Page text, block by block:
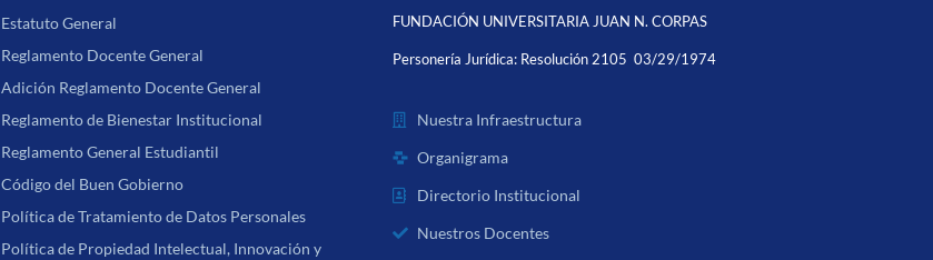
Estatuto General
Reglamento Docente General
Adición Reglamento Docente General
Reglamento de Bienestar Institucional
Reglamento General Estudiantil
Código del Buen Gobierno
Política de Tratamiento de Datos Personales
Política de Propiedad Intelectual, Innovación y
FUNDACIÓN UNIVERSITARIA JUAN N. CORPAS
Personería Jurídica: Resolución 2105 03/29/1974
Nuestra Infraestructura
Organigrama
Directorio Institucional
Nuestros Docentes